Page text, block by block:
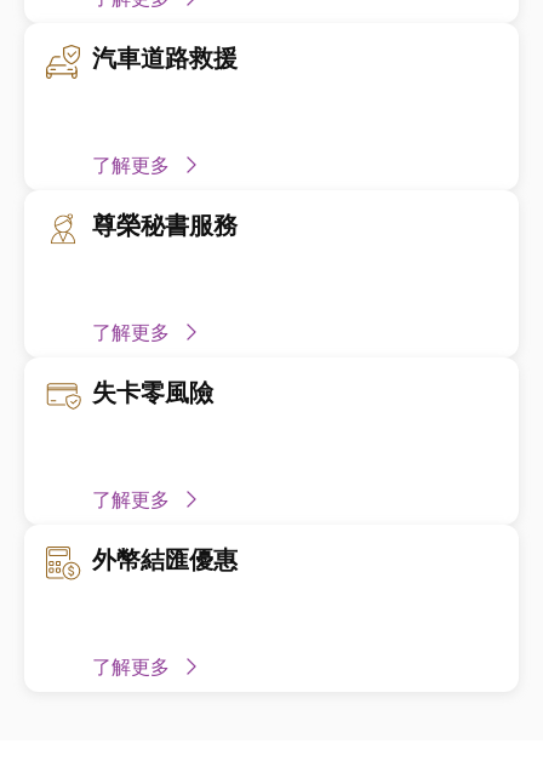
汽車道路救援
了解更多
尊榮秘書服務
了解更多
失卡零風險
了解更多
外幣結匯優惠
了解更多